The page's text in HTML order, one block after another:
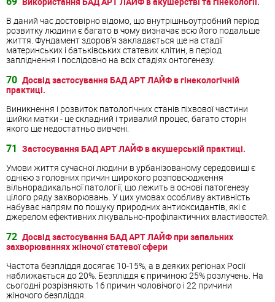
В даний час достовірно відомо, що внутрішньоутробний період
розвитку людини є багато в чому визначає всю його подальше
життя. Фундамент здоров'я закладається ще на стадії
материнських і батьківських статевих клітин, в період
запліднення і послідовно на всіх стадіях онтогенезу.
70 Досвід застосування БАД АРТ ЛАЙФ в гінекологічній
практиці.
Виникнення і розвиток патологічних станів піхвової частини
шийки матки - це складний і тривалий процес, багато сторін
якого ще недостатньо вивчені.
71 Застосування БАД АРТ ЛАЙФ в акушерській практиці.
Умови життя сучасної людини в урбанізованому середовищі є
однією з головних причин широкого розповсюдження
вільнорадикальної патології, що лежить в основі патогенезу
цілого ряду захворювань. У цих умовах особливу активність
набуває напрям по пошуку природних антиоксидантів, які є
джерелом ефективних лікувально-профілактичних властивостей.
72 Досвід застосування БАД АРТ ЛАЙФ при запальних
захворюваннях жіночої статевої сфери
Частота безпліддя досягає 10-15%, а в деяких регіонах Росії
наближається до 20%. Безпліддя є причиною 25% розлучень. На
сьогодні розрізняють 16 причин чоловічого і 22 причини
жіночого безпліддя.